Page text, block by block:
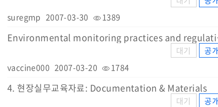
suregmp 2007-03-30 1389
대기
공
vaccine000 2007-03-20 1784
4. 현장실무교육자료: Documentation & Materials
대기
공